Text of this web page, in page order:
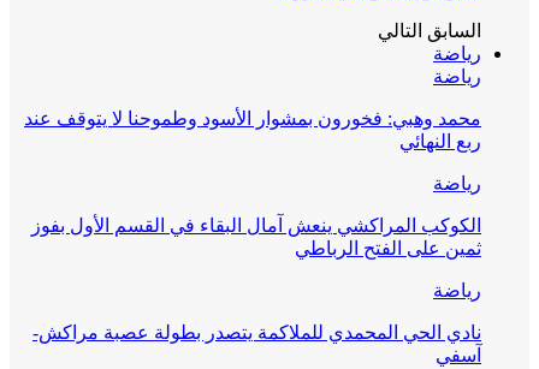
السابق التالي
رياضة
رياضة
محمد وهبي: فخورون بمشوار الأسود وطموحنا لا يتوقف عند
ربع النهائي
رياضة
الكوكب المراكشي ينعش آمال البقاء في القسم الأول بفوز
ثمين على الفتح الرباطي
رياضة
نادي الحي المحمدي للملاكمة يتصدر بطولة عصبة مراكش-
آسفي